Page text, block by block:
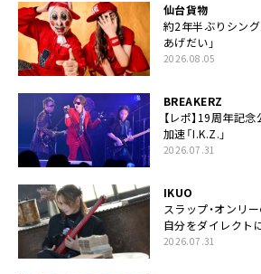
仙台貨物
約2年半ぶりシン
あげだい」
2026.08.05
BREAKERZ
【レポ】19周年記
加速「I.K.Z.」
2026.07.31
IKUO
スラップ・オンリ
自分をダイレクト
2026.07.31